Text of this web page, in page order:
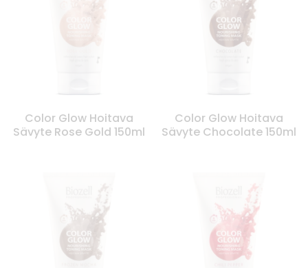
Color Glow Hoitava
Sävyte Rose Gold 150ml
Color Glow Hoitava
Sävyte Chocolate 150ml